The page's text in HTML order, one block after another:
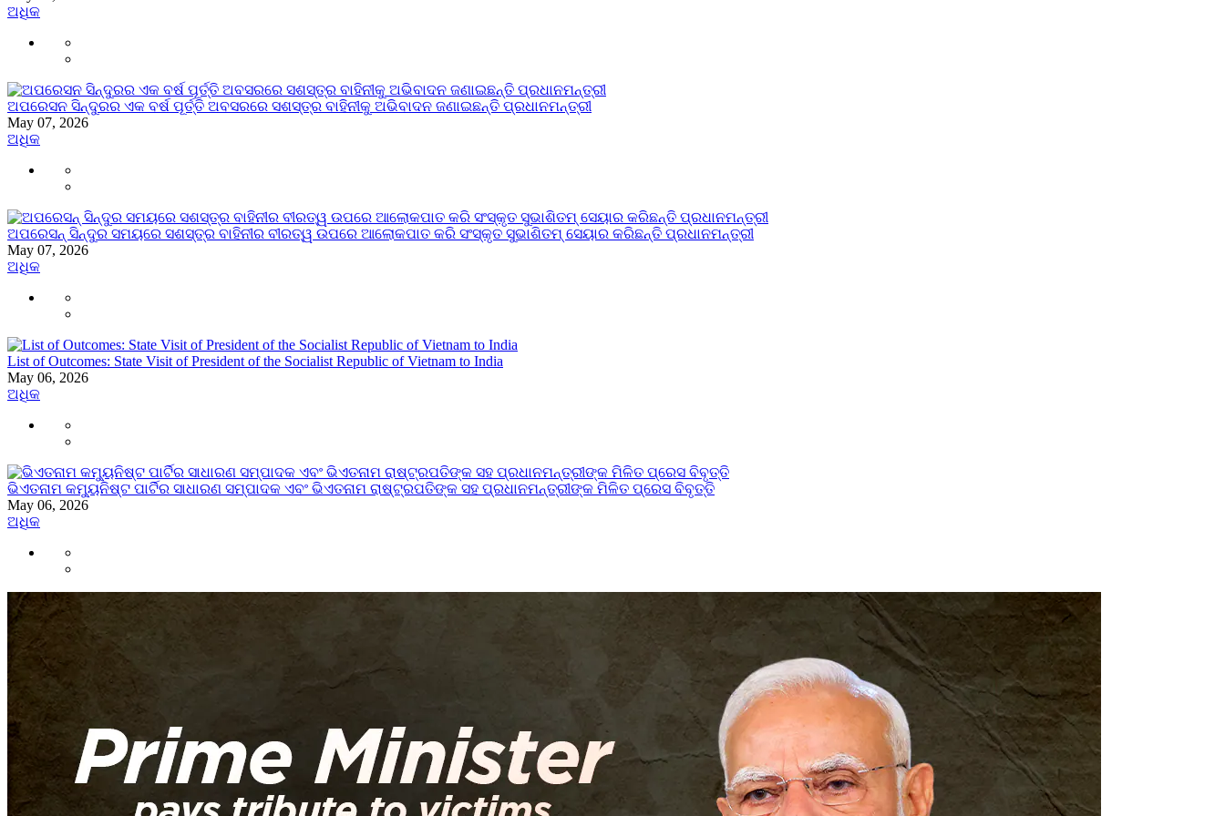
ଅଧିକ
ଅପରେସନ ସିନ୍ଦୁରର ଏକ ବର୍ଷ ପୂର୍ତ୍ତି ଅବସରରେ ସଶସ୍ତ୍ର ବାହିନୀକୁ ଅଭିବାଦନ ଜଣାଇଛନ୍ତି ପ୍ରଧାନମନ୍ତ୍ରୀ
May 07, 2026
ଅଧିକ
ଅପରେସନ୍ ସିନ୍ଦୁର ସମୟରେ ସଶସ୍ତ୍ର ବାହିନୀର ବୀରତ୍ୱ ଉପରେ ଆଲୋକପାତ କରି ସଂସ୍କୃତ ସୁଭାଶିତମ୍ ସେୟାର କରିଛନ୍ତି ପ୍ରଧାନମନ୍ତ୍ରୀ
May 07, 2026
ଅଧିକ
List of Outcomes: State Visit of President of the Socialist Republic of Vietnam to India
May 06, 2026
ଅଧିକ
ଭିଏତନାମ କମ୍ୟୁନିଷ୍ଟ ପାର୍ଟିର ସାଧାରଣ ସମ୍ପାଦକ ଏବଂ ଭିଏତନାମ ରାଷ୍ଟ୍ରପତିଙ୍କ ସହ ପ୍ରଧାନମନ୍ତ୍ରୀଙ୍କ ମିଳିତ ପ୍ରେସ ବିବୃତ୍ତି
May 06, 2026
ଅଧିକ